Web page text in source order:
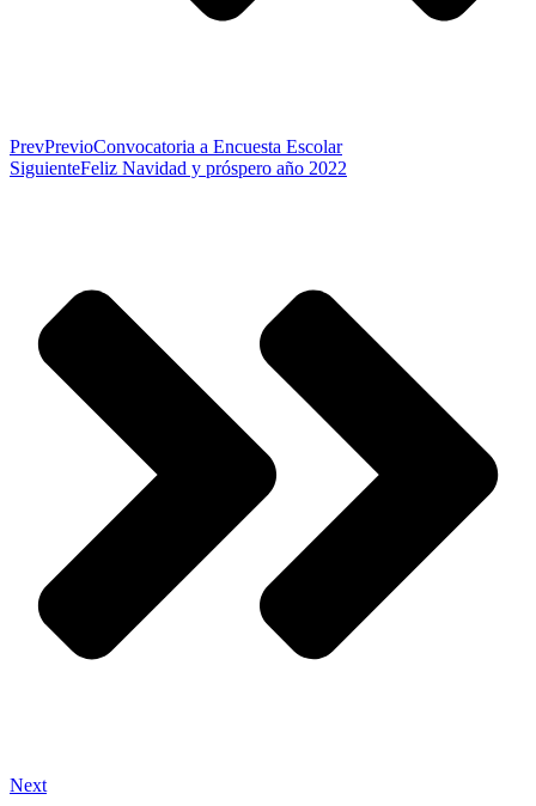
PrevPrevioConvocatoria a Encuesta Escolar
SiguienteFeliz Navidad y próspero año 2022
Next